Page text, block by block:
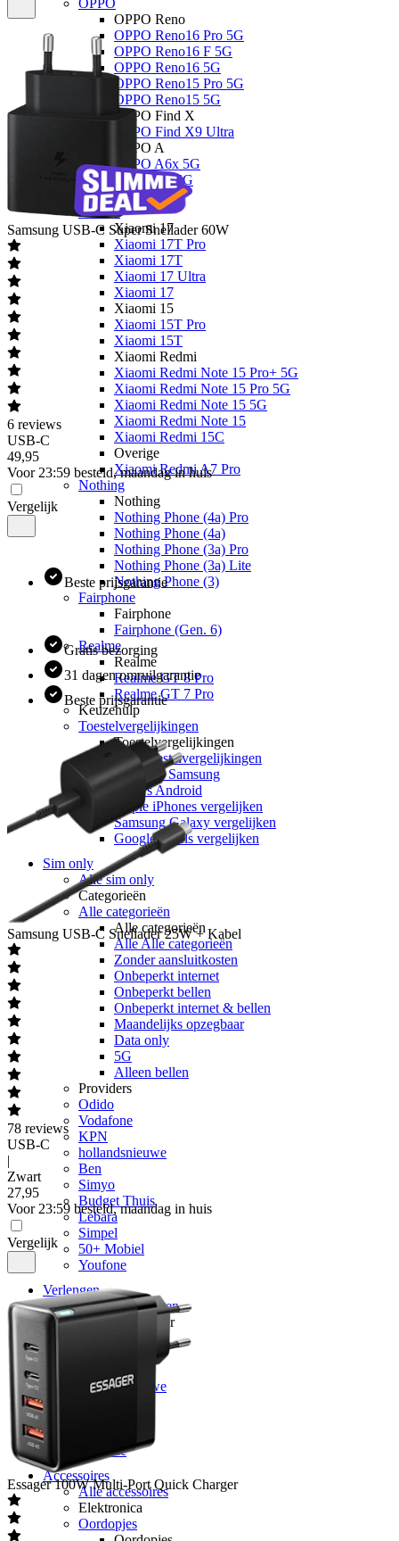
OPPO
OPPO Reno
OPPO Reno16 Pro 5G
OPPO Reno16 F 5G
OPPO Reno16 5G
OPPO Reno15 Pro 5G
OPPO Reno15 5G
OPPO Find X
OPPO Find X9 Ultra
OPPO A
OPPO A6x 5G
OPPO A6 5G
OPPO A40
Xiaomi
Xiaomi 17
Xiaomi 17T Pro
Xiaomi 17T
Xiaomi 17 Ultra
Xiaomi 17
Xiaomi 15
Xiaomi 15T Pro
Xiaomi 15T
Xiaomi Redmi
Xiaomi Redmi Note 15 Pro+ 5G
Xiaomi Redmi Note 15 Pro 5G
Xiaomi Redmi Note 15 5G
Xiaomi Redmi Note 15
Xiaomi Redmi 15C
Overige
Xiaomi Redmi A7 Pro
Nothing
Nothing
Nothing Phone (4a) Pro
Nothing Phone (4a)
Nothing Phone (3a) Pro
Nothing Phone (3a) Lite
Nothing Phone (3)
Fairphone
Fairphone
Fairphone (Gen. 6)
Realme
Realme
Realme GT 8 Pro
Realme GT 7 Pro
Keuzehulp
Toestelvergelijkingen
Toestelvergelijkingen
Alle Toestelvergelijkingen
Apple vs Samsung
iOS vs Android
Apple iPhones vergelijken
Samsung Galaxy vergelijken
Google Pixels vergelijken
Sim only
Alle sim only
Categorieën
Alle categorieën
Alle categorieën
Alle Alle categorieën
Zonder aansluitkosten
Onbeperkt internet
Onbeperkt bellen
Onbeperkt internet & bellen
Maandelijks opzegbaar
Data only
5G
Alleen bellen
Providers
Odido
Vodafone
KPN
hollandsnieuwe
Ben
Simyo
Budget Thuis
Lebara
Simpel
50+ Mobiel
Youfone
Verlengen
Alle verlengingen
Huidige provider
hollandsnieuwe
Youfone
Accessoires
Alle accessoires
Elektronica
Oordopjes
Samsung USB-C Super Snellader 60W
6 reviews
USB-C
49,95
Voor 23:59 besteld, maandag in huis
Vergelijk
Beste prijsgarantie
Gratis bezorging
31 dagen omruilgarantie
Beste prijsgarantie
Samsung USB-C Snellader 25W + Kabel
78 reviews
USB-C
|
Zwart
27,95
Voor 23:59 besteld, maandag in huis
Vergelijk
Essager 100W Multi-Port Quick Charger